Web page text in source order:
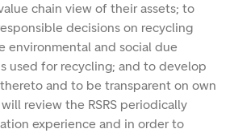
chain view of their assets; to
decisions on recycling
environmental and social due
used for recycling; and to develop
and to be transparent on own
review the RSRS periodically
experience and in order to